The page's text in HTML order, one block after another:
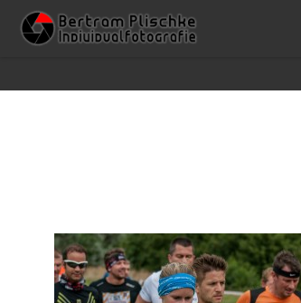
Skip to content